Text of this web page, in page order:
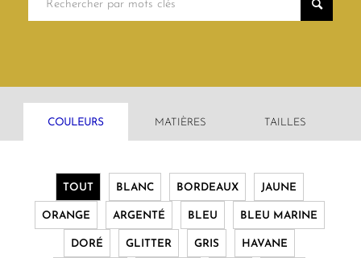
COULEURS MATIÈRES TAILLES
TOUT BLANC BORDEAUX JAUNE
ORANGE ARGENTÉ BLEU BLEU MARINE
DORÉ GLITTER GRIS HAVANE